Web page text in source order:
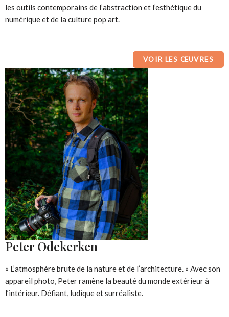
les outils contemporains de l’abstraction et l’esthétique du
numérique et de la culture pop art.
VOIR LES ŒUVRES
Peter Odekerken
« L’atmosphère brute de la nature et de l’architecture. » Avec son
appareil photo, Peter ramène la beauté du monde extérieur à
l’intérieur. Défiant, ludique et surréaliste.